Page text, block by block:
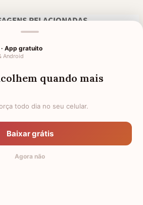
RELACIONADAS
SEU
A
PARA QUEM PERDEU O PAI
PAI AMIGA QUE PERDEU A MÃE
App gratuito
Android
quando mais
todo dia no seu celular.
Baixar grátis
Agora não